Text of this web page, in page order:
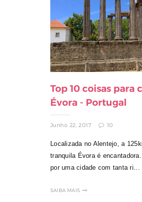
Top 10 coisas para
Évora - Portugal
Junho 22, 2017 10
Localizada no Alentejo, a
tranquila Évora é
por uma cidade com tanta ri...
SAIBA MAIS